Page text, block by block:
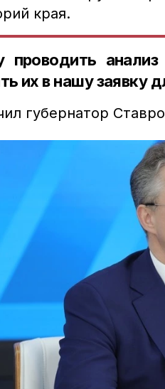
края.
проводить
их в нашу заявку
губернатор